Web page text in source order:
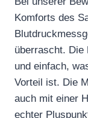
Komforts des
überrascht. Die
und einfach,
Vorteil ist. Die
auch mit einer
echter